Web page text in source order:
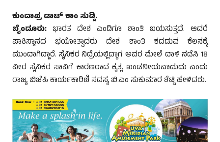
ಕುಂದಾಪ್ರ ಡಾಟ್ ಕಾಂ ಸುದ್ದಿ.
ಬೈಂದೂರು: ಭಾರತ ದೇಶ ಎಂದಿಗೂ ಶಾಂತಿ ಬಯಸುತ್ತದೆ. ಆದರೆ
ಪಾಕಿಸ್ತಾನದ ಭಯೋತ್ಪಾದರು ದೇಶ ಶಾಂತಿ ಕದಡುವ ಕೆಲಸಕ್ಕೆ
ಮುಂದಾಗಿದ್ದಾರೆ. ಸೈನಿಕರ ನಿದ್ರೆಯಲ್ಲಿದ್ದಾಗ ಅವರ ಮೇಲೆ ದಾಳಿ ನಡೆಸಿ 18
ವೀರ ಸೈನಿಕರ ಸಾವಿಗೆ ಕಾರಣರಾದ ಕೃತ್ಯ ಖಂಡನೀಯವಾದುದು ಎಂದು
ರಾಜ್ಯ ಬಿಜೆಪಿ ಕಾರ್ಯಕಾರಿಣಿ ಸದಸ್ಯ ಬಿ.ಎಂ ಸುಕುಮಾರ ಶೆಟ್ಟಿ ಹೇಳಿದರು.